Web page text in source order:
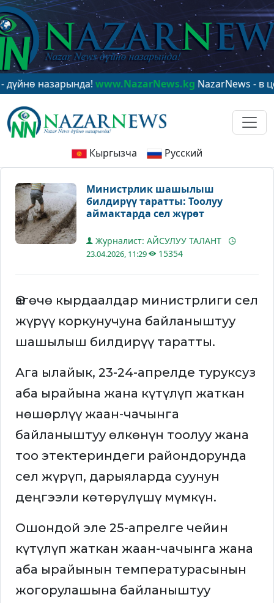
назарында!www.NazarNews.kgNazarNews - в центре
Кыргызча Русский
Министрлик шашылыш
билдирүү таратты: Тоолуу
аймактарда сел жүрөт
Журналист: АЙСУЛУУ ТАЛАНТ
23.04.2026, 11:29 15354
Өзгөчө кырдаалдар министрлиги сел
жүрүү коркунучуна байланыштуу
шашылыш билдирүү таратты.
Ага ылайык, 23-24-апрелде туруксуз
аба ырайына жана күтүлүп жаткан
нөшөрлүү жаан-чачынга
байланыштуу өлкөнүн тоолуу жана
тоо этектериндеги райондорунда
сел жүрүп, дарыяларда суунун
деңгээли көтөрүлүшү мүмкүн.
Ошондой эле 25-апрелге чейин
күтүлүп жаткан жаан-чачынга жана
аба ырайынын температурасынын
жогорулашына байланыштуу